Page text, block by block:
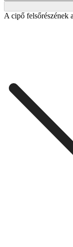
A cipő felsőrészének